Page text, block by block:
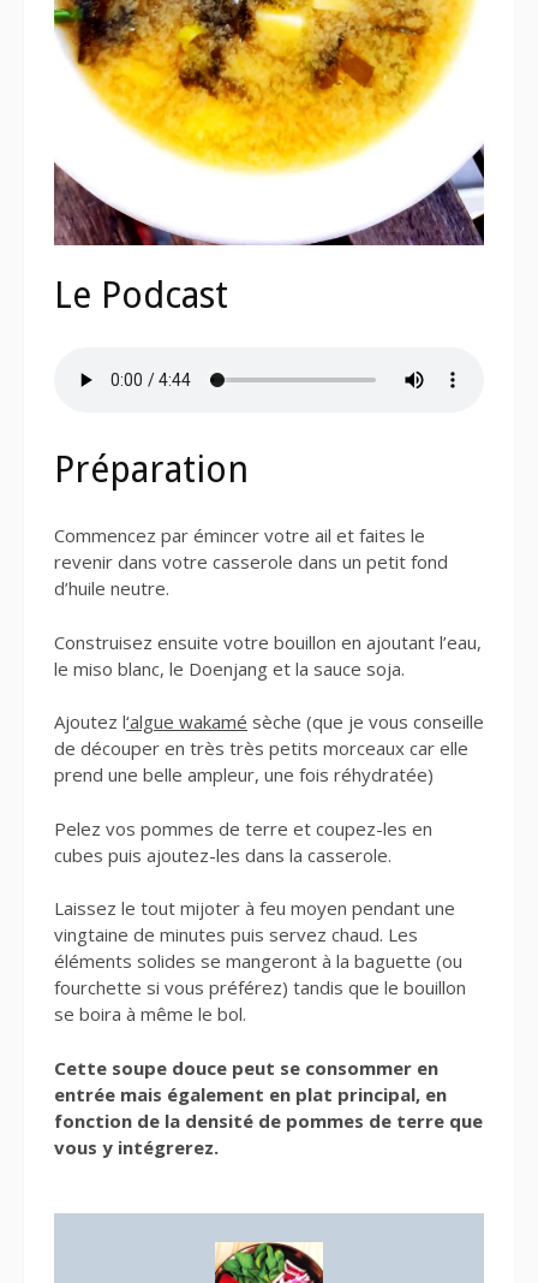
Le Podcast
Préparation
Commencez par émincer votre ail et faites le
revenir dans votre casserole dans un petit fond
d’huile neutre.
Construisez ensuite votre bouillon en ajoutant l’eau,
le miso blanc, le Doenjang et la sauce soja.
Ajoutez l‘algue wakamé sèche (que je vous conseille
de découper en très très petits morceaux car elle
prend une belle ampleur, une fois réhydratée)
Pelez vos pommes de terre et coupez-les en
cubes puis ajoutez-les dans la casserole.
Laissez le tout mijoter à feu moyen pendant une
vingtaine de minutes puis servez chaud. Les
éléments solides se mangeront à la baguette (ou
fourchette si vous préférez) tandis que le bouillon
se boira à même le bol.
Cette soupe douce peut se consommer en
entrée mais également en plat principal, en
fonction de la densité de pommes de terre que
vous y intégrerez.